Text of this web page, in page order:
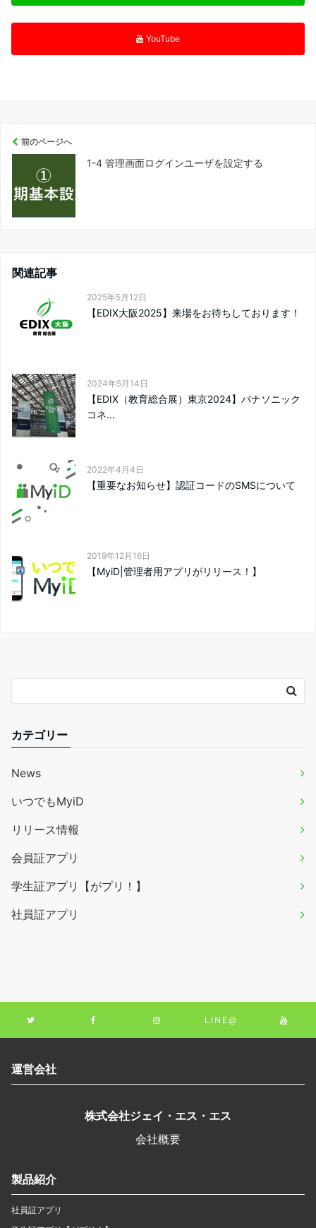
YouTube
前のページへ
1-4 管理画面ログインユーザを設定する
関連記事
2025年5月12日
【EDIX大阪2025】来場をお待ちしております！
2024年5月14日
【EDIX（教育総合展）東京2024】パナソニック
コネ...
2022年4月4日
【重要なお知らせ】認証コードのSMSについて
2019年12月16日
【MyiD|管理者用アプリがリリース！】
カテゴリー
News
いつでもMyiD
リリース情報
会員証アプリ
学生証アプリ【がプリ！】
社員証アプリ
LINE@
運営会社
株式会社ジェイ・エス・エス
会社概要
製品紹介
社員証アプリ